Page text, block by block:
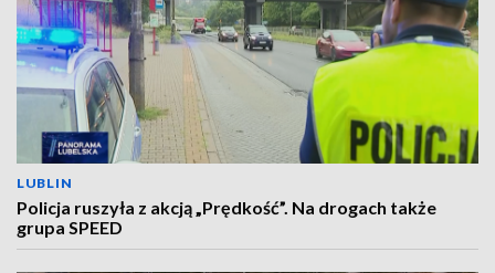
LUBLIN
Policja ruszyła z akcją „Prędkość”. Na drogach także
grupa SPEED